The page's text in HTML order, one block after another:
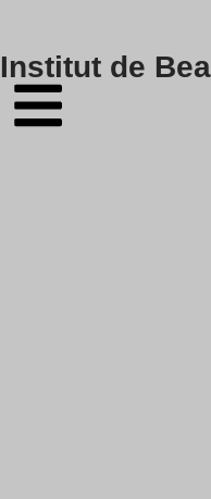
Skip
to
content
Institut de